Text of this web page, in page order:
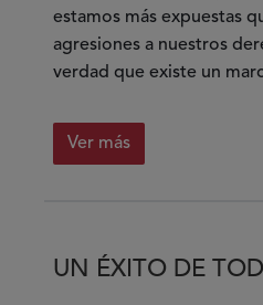
estamos más expuestas
agresiones a nuestros
verdad que existe un
Ver más
sobre
(la
UN ÉXITO DE